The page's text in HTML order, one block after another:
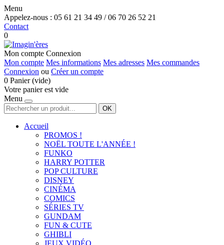
Menu
Appelez-nous : 05 61 21 34 49 / 06 70 26 52 21
Contact
0
Mon compte Connexion
Mon compte Mes informations Mes adresses Mes commandes
Connexion ou Créer un compte
0 Panier (vide)
Votre panier est vide
Menu
OK
Accueil
PROMOS !
NOËL TOUTE L'ANNÉE !
FUNKO
HARRY POTTER
POP CULTURE
DISNEY
CINÉMA
COMICS
SÉRIES TV
GUNDAM
FUN & CUTE
GHIBLI
JEUX VIDÉO